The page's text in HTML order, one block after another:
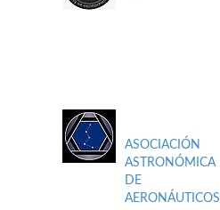
ASOCIACIÓN
ASTRONÓMICA
DE
AERONÁUTICOS